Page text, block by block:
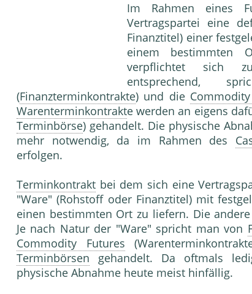
Im Rahmen eines
Vertragspartei eine
Finanztitel) einer
einem bestimmten
verpflichtet sich
entsprechend,
(Finanzterminkontrakte) und die
Warenterminkontrakte werden an eigens
Terminbörse) gehandelt. Die physische
mehr notwendig, da im Rahmen des
erfolgen.
Terminkontrakt bei dem sich eine
"Ware" (Rohstoff oder Finanztitel) mit
einen bestimmten Ort zu liefern. Die
Je nach Natur der "Ware" spricht man von
Commodity Futures
Terminbörsen gehandelt. Da oftmals
physische Abnahme heute meist hinfällig.